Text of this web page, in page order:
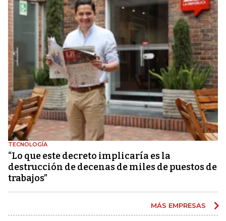
TECNOLOGÍA
“Lo que este decreto implicaría es la
destrucción de decenas de miles de puestos de
trabajos”
MÁS EMPRESAS